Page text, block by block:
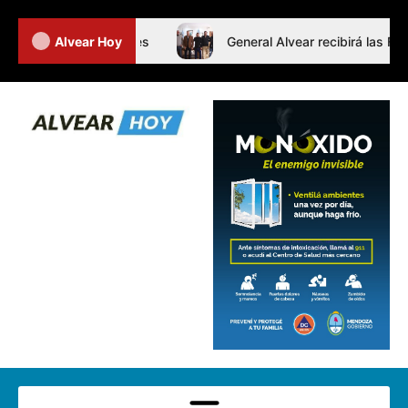
Alvear Hoy
de Intertalleres General Alvear recibirá las